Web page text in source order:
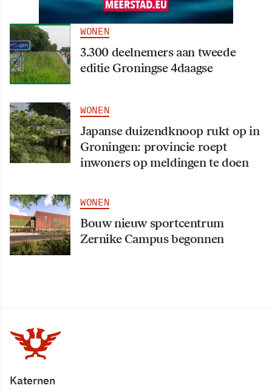
WONEN
3.300 deelnemers aan tweede
editie Groningse 4daagse
WONEN
Japanse duizendknoop rukt op in
Groningen: provincie roept
inwoners op meldingen te doen
WONEN
Bouw nieuw sportcentrum
Zernike Campus begonnen
Katernen